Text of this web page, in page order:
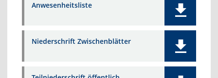
Anwesenheitsliste
Niederschrift Zwischenblätter